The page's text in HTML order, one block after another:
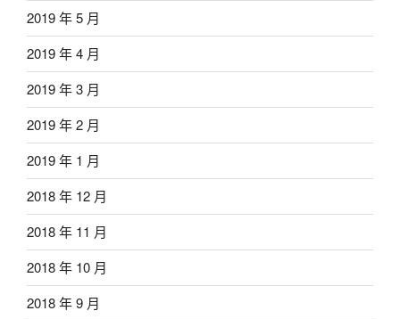
2019 年 5 月
2019 年 4 月
2019 年 3 月
2019 年 2 月
2019 年 1 月
2018 年 12 月
2018 年 11 月
2018 年 10 月
2018 年 9 月